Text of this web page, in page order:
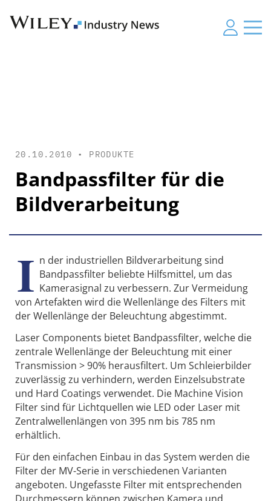
20.10.2010 • PRODUKTE
Bandpassfilter für die
Bildverarbeitung
I n der industriellen Bildverarbeitung sind
Bandpassfilter beliebte Hilfsmittel, um das
Kamerasignal zu verbessern. Zur Vermeidung
von Artefakten wird die Wellenlänge des Filters mit
der Wellenlänge der Beleuchtung abgestimmt.
Laser Components bietet Bandpassfilter, welche die
zentrale Wellenlänge der Beleuchtung mit einer
Transmission > 90% herausfiltert. Um Schleierbilder
zuverlässig zu verhindern, werden Einzelsubstrate
und Hard Coatings verwendet. Die Machine Vision
Filter sind für Lichtquellen wie LED oder Laser mit
Zentralwellenlängen von 395 nm bis 785 nm
erhältlich.
Für den einfachen Einbau in das System werden die
Filter der MV-Serie in verschiedenen Varianten
angeboten. Ungefasste Filter mit entsprechenden
Durchmessern können zwischen Kamera und